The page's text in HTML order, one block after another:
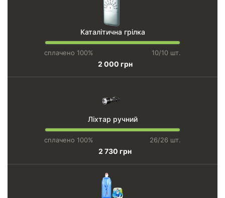
Каталітична грілка
сплачено 100% 10/10 шт.
2 000 грн
Ліхтар ручний
сплачено 100% 26/26 шт.
2 730 грн